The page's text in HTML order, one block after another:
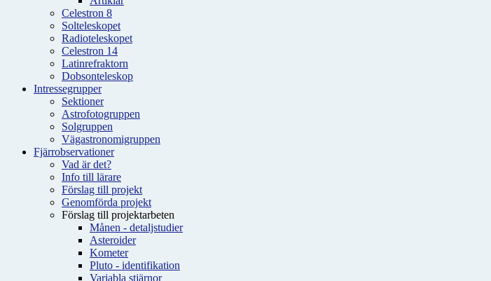
Celestron 8
Solteleskopet
Radioteleskopet
Celestron 14
Latinrefraktorn
Dobsonteleskop
Intressegrupper
Sektioner
Astrofotogruppen
Solgruppen
Vägastronomigruppen
Fjärrobservationer
Vad är det?
Info till lärare
Förslag till projekt
Genomförda projekt
Förslag till projektarbeten
Månen - detaljstudier
Asteroider
Kometer
Pluto - identifikation
Variabla stjärnor